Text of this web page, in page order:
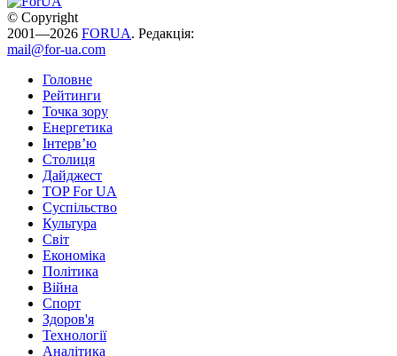
© Copyright
2001—2026 FORUA. Редакція:
mail@for-ua.com
Головне
Рейтинги
Точка зору
Енергетика
Інтерв’ю
Столиця
Дайджест
TOP For UA
Суспiльство
Культура
Світ
Економіка
Політика
Війна
Спорт
Здоров'я
Технології
Аналітика